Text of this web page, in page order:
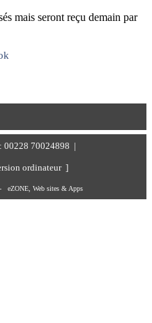
mais seront reçu demain par
00228 70024898 |
ordinateur ]
- eZONE, Web sites & Apps